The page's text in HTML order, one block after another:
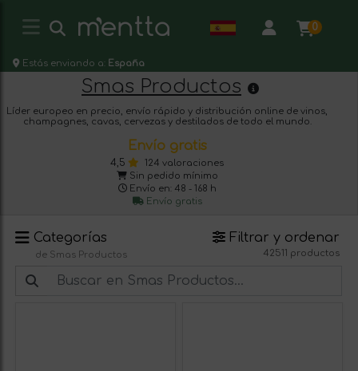
0
Estás enviando a: España
Smas Productos
Líder europeo en precio, envío rápido y distribución online de vinos,
champagnes, cavas, cervezas y destilados de todo el mundo.
Envío gratis
4,5
124 valoraciones
Sin pedido mínimo
Envío en: 48 - 168 h
Envío gratis
Categorías
de Smas Productos
Filtrar y ordenar
42511 productos